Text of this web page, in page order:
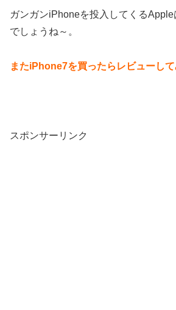
ガンガンiPhoneを投入してくる
でしょうね～。
またiPhone7を買ったらレビューして
スポンサーリンク